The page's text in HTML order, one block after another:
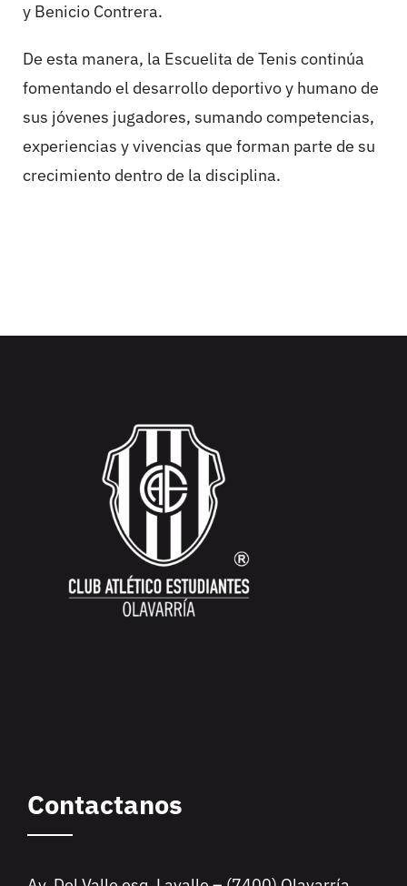
y Benicio Contrera.
De esta manera, la Escuelita de Tenis continúa
fomentando el desarrollo deportivo y humano de
sus jóvenes jugadores, sumando competencias,
experiencias y vivencias que forman parte de su
crecimiento dentro de la disciplina.
Contactanos